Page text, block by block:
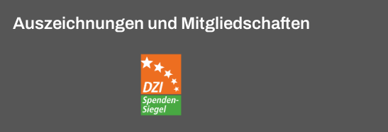
Auszeichnungen und Mitgliedschaften